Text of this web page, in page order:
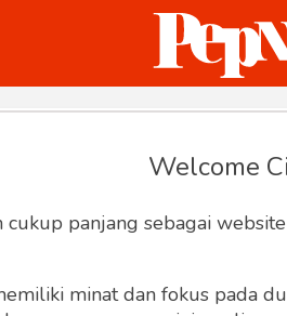
Welcome
panjang sebagai
minat dan fokus pada